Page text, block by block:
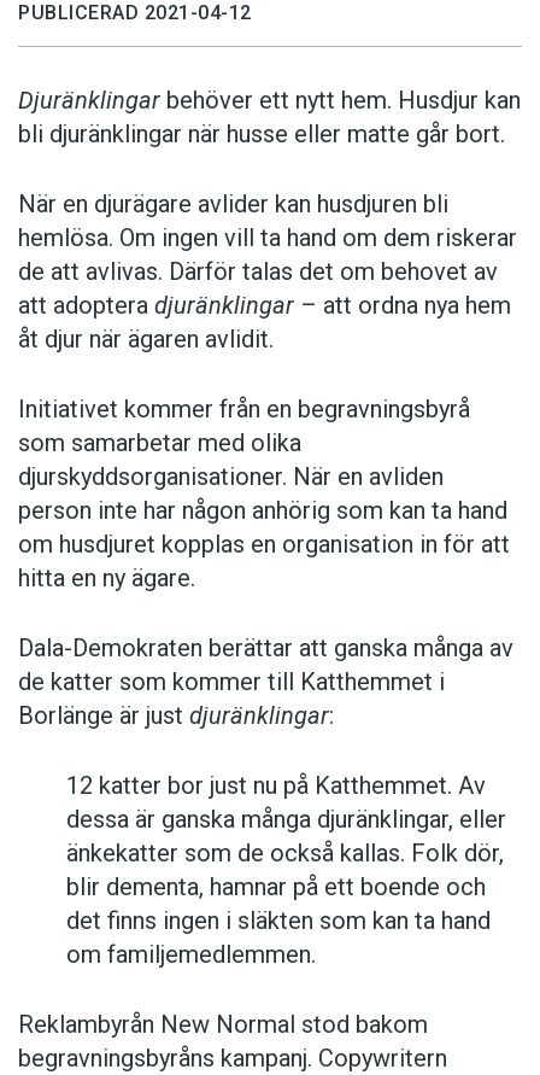
PUBLICERAD 2021-04-12
Djuränklingar behöver ett nytt hem. Husdjur kan
bli djuränklingar när husse eller matte går bort.
När en djurägare avlider kan husdjuren bli
hemlösa. Om ingen vill ta hand om dem riskerar
de att avlivas. Därför talas det om behovet av
att adoptera djuränklingar – att ordna nya hem
åt djur när ägaren avlidit.
Initiativet kommer från en begravningsbyrå
som samarbetar med olika
djurskyddsorganisationer. När en avliden
person inte har någon anhörig som kan ta hand
om husdjuret kopplas en organisation in för att
hitta en ny ägare.
Dala-Demokraten berättar att ganska många av
de katter som kommer till Katthemmet i
Borlänge är just djuränklingar:
12 katter bor just nu på Katthemmet. Av
dessa är ganska många djuränklingar, eller
änkekatter som de också kallas. Folk dör,
blir dementa, hamnar på ett boende och
det finns ingen i släkten som kan ta hand
om familjemedlemmen.
Reklambyrån New Normal stod bakom
begravningsbyråns kampanj. Copywritern